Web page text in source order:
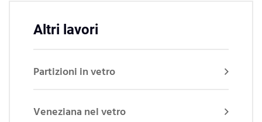
Altri lavori
Partizioni in vetro
Veneziana nel vetro